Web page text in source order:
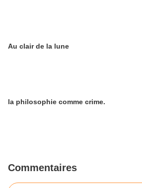
Au clair de la lune
la philosophie comme crime.
Commentaires